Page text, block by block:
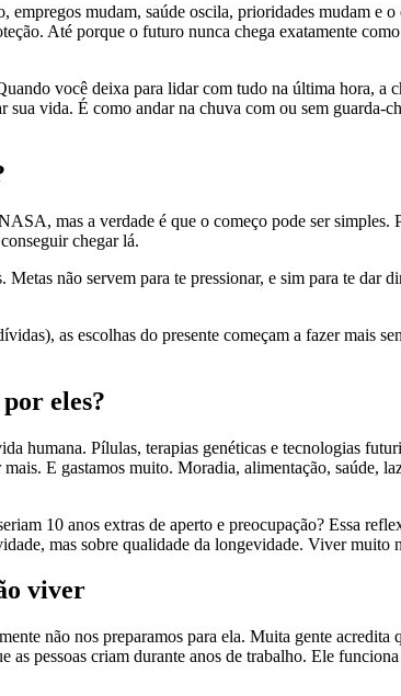
empregos mudam, saúde oscila, prioridades mudam e
Até porque o futuro nunca chega exatamente
você deixa para lidar com tudo na última hora, a
vida. É como andar na chuva com ou sem guarda-
mas a verdade é que o começo pode ser simples.
chegar lá.
não servem para te pressionar, e sim para te
as escolhas do presente começam a fazer mais
eles?
humana. Pílulas, terapias genéticas e tecnologias
E gastamos muito. Moradia, alimentação, saúde,
10 anos extras de aperto e preocupação? Essa
mas sobre qualidade da longevidade. Viver
viver
não nos preparamos para ela. Muita gente
pessoas criam durante anos de trabalho. Ele